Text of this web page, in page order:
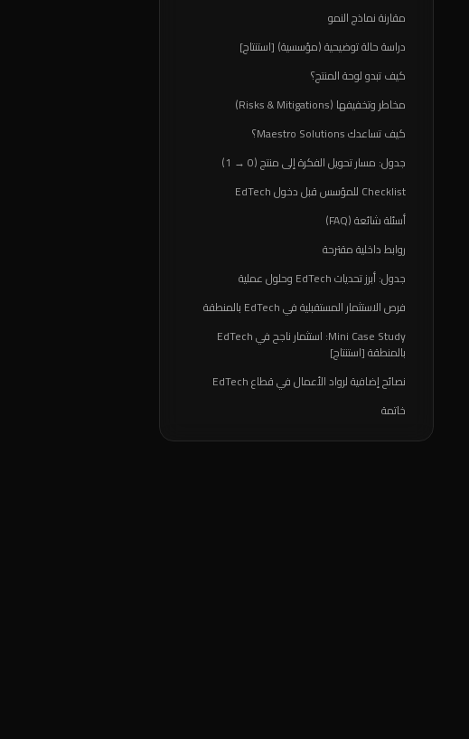
مقارنة نماذج النمو
دراسة حالة توضيحية (مؤسسية) [استنتاج]
كيف تبدو لوحة المنتج؟
مخاطر وتخفيفها (Risks & Mitigations)
كيف تساعدك Maestro Solutions؟
جدول: مسار تحويل الفكرة إلى منتج (0 → 1)
Checklist للمؤسس قبل دخول EdTech
أسئلة شائعة (FAQ)
روابط داخلية مقترحة
جدول: أبرز تحديات EdTech وحلول عملية
فرص الاستثمار المستقبلية في EdTech بالمنطقة
Mini Case Study: استثمار ناجح في EdTech
بالمنطقة [استنتاج]
نصائح إضافية لرواد الأعمال في قطاع EdTech
خاتمة